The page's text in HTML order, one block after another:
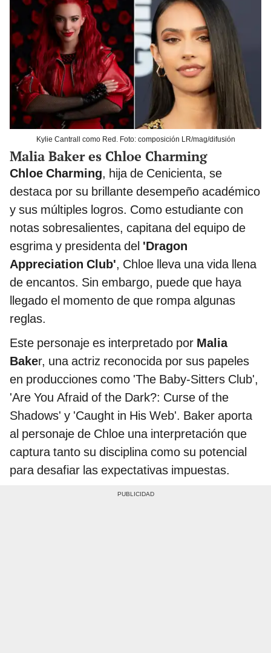
Kylie Cantrall como Red. Foto: composición LR/mag/difusión
Malia Baker es Chloe Charming
Chloe Charming, hija de Cenicienta, se
destaca por su brillante desempeño académico
y sus múltiples logros. Como estudiante con
notas sobresalientes, capitana del equipo de
esgrima y presidenta del 'Dragon
Appreciation Club', Chloe lleva una vida llena
de encantos. Sin embargo, puede que haya
llegado el momento de que rompa algunas
reglas.
Este personaje es interpretado por Malia
Baker, una actriz reconocida por sus papeles
en producciones como 'The Baby-Sitters Club',
'Are You Afraid of the Dark?: Curse of the
Shadows' y 'Caught in His Web'. Baker aporta
al personaje de Chloe una interpretación que
captura tanto su disciplina como su potencial
para desafiar las expectativas impuestas.